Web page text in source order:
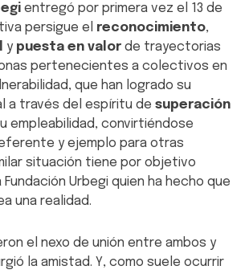
entregó por primera vez el 13 de
persigue el reconocimiento,
y puesta en valor de trayectorias
pertenecientes a colectivos en
que han logrado su
a través del espíritu de superación
empleabilidad, convirtiéndose
y ejemplo para otras
situación tiene por objetivo
Fundación Urbegi quien ha hecho que
una realidad.
el nexo de unión entre ambos y
la amistad. Y, como suele ocurrir